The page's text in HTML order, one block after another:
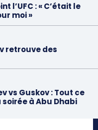
l’UFC : « C’était le
moi »
retrouve des
vs Guskov : Tout ce
à Abu Dhabi